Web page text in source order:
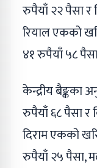
रुपैयाँ २२ पैसा र
रियाल एकको
४१ रुपैयाँ ५८
केन्द्रीय बैङ्कका
रुपैयाँ ६८ पैसा र
दिराम एकको
रुपैयाँ २५ पैसा,